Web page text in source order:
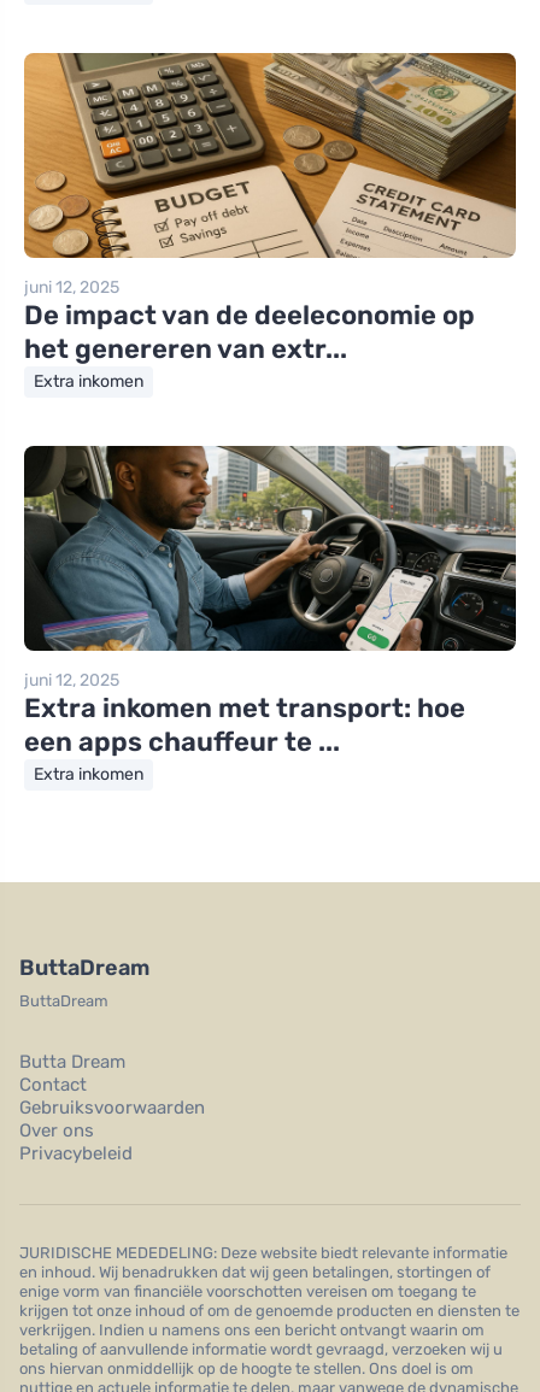
juni 12, 2025
De impact van de deeleconomie op
het genereren van extr...
Extra inkomen
juni 12, 2025
Extra inkomen met transport: hoe
een apps chauffeur te ...
Extra inkomen
ButtaDream
ButtaDream
Butta Dream
Contact
Gebruiksvoorwaarden
Over ons
Privacybeleid
JURIDISCHE MEDEDELING: Deze website biedt relevante informatie
en inhoud. Wij benadrukken dat wij geen betalingen, stortingen of
enige vorm van financiële voorschotten vereisen om toegang te
krijgen tot onze inhoud of om de genoemde producten en diensten te
verkrijgen. Indien u namens ons een bericht ontvangt waarin om
betaling of aanvullende informatie wordt gevraagd, verzoeken wij u
ons hiervan onmiddellijk op de hoogte te stellen. Ons doel is om
nuttige en actuele informatie te delen, maar vanwege de dynamische